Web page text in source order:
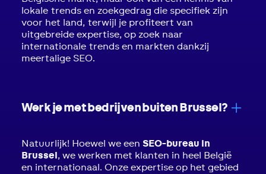
lokale trends en zoekgedrag die specifiek zijn
voor het land, terwijl je profiteert van
uitgebreide expertise, op zoek naar
internationale trends en markten dankzij
meertalige SEO.
Werk je met bedrijven buiten Brussel?
Natuurlijk! Hoewel we een SEO-bureau in
Brussel , we werken met klanten in heel België
en internationaal. Onze expertise op het gebied